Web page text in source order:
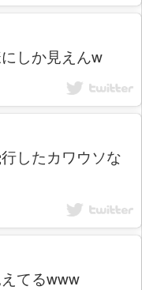
しか見えんw
したカワウソな
てるwww